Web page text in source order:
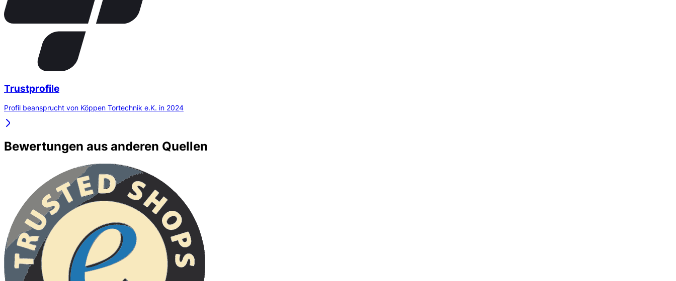
Trustprofile
Profil beansprucht von Köppen Tortechnik e.K. in 2024
Bewertungen aus anderen Quellen